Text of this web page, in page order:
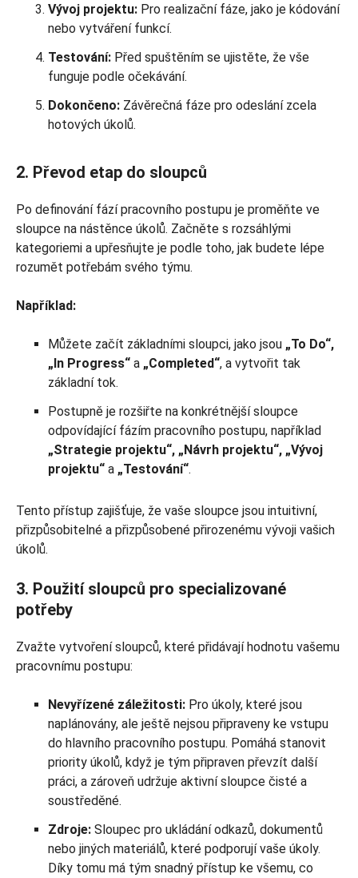
Vývoj projektu: Pro realizační fáze, jako je kódování
nebo vytváření funkcí.
Testování: Před spuštěním se ujistěte, že vše
funguje podle očekávání.
Dokončeno: Závěrečná fáze pro odeslání zcela
hotových úkolů.
2. Převod etap do sloupců
Po definování fází pracovního postupu je proměňte ve
sloupce na nástěnce úkolů. Začněte s rozsáhlými
kategoriemi a upřesňujte je podle toho, jak budete lépe
rozumět potřebám svého týmu.
Například:
Můžete začít základními sloupci, jako jsou „To Do“,
„In Progress“ a „Completed“, a vytvořit tak
základní tok.
Postupně je rozšiřte na konkrétnější sloupce
odpovídající fázím pracovního postupu, například
„Strategie projektu“, „Návrh projektu“, „Vývoj
projektu“ a „Testování“.
Tento přístup zajišťuje, že vaše sloupce jsou intuitivní,
přizpůsobitelné a přizpůsobené přirozenému vývoji vašich
úkolů.
3. Použití sloupců pro specializované
potřeby
Zvažte vytvoření sloupců, které přidávají hodnotu vašemu
pracovnímu postupu:
Nevyřízené záležitosti: Pro úkoly, které jsou
naplánovány, ale ještě nejsou připraveny ke vstupu
do hlavního pracovního postupu. Pomáhá stanovit
priority úkolů, když je tým připraven převzít další
práci, a zároveň udržuje aktivní sloupce čisté a
soustředěné.
Zdroje: Sloupec pro ukládání odkazů, dokumentů
nebo jiných materiálů, které podporují vaše úkoly.
Díky tomu má tým snadný přístup ke všemu, co